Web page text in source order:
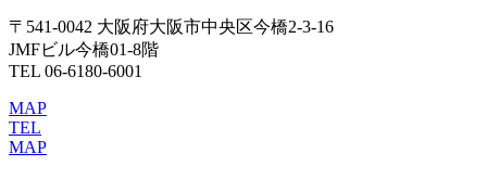
〒541-0042 大阪府大阪市中央区今橋2-3-16
JMFビル今橋01-8階
TEL 06-6180-6001
MAP
TEL
MAP